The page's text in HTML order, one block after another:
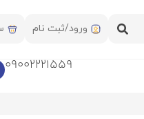
ورود/ثبت نام
09002221559